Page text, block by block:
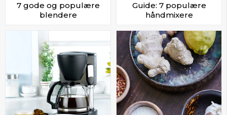
7 gode og populære
blendere
Guide: 7 populære
håndmixere